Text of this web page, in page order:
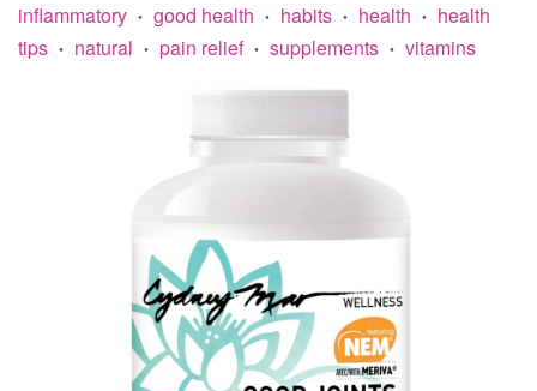
inflammatory • good health • habits • health •
health
tips • natural • pain relief • supplements • vitamins